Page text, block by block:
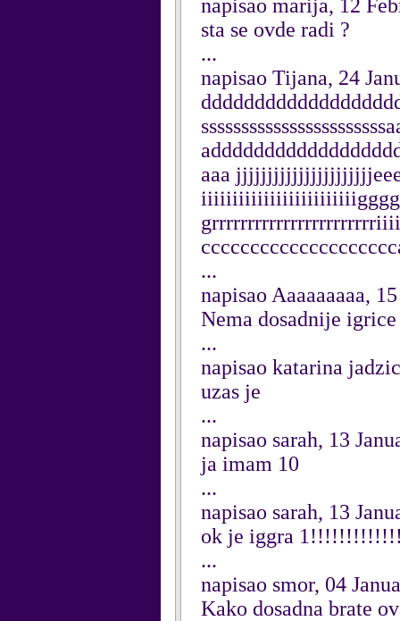
napisao marija, 12
sta se ovde radi ?
...
napisao Tijana, 24
aaa
...
napisao Aaaaaaaaa,
Nema dosadnije igrice
...
napisao katarina
uzas je
...
napisao sarah, 13
ja imam 10
...
napisao sarah, 13
ok je iggra
...
napisao smor, 04
Kako dosadna brate